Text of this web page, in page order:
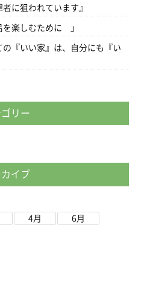
者に狙われています』
を楽しむために 」
『いい家』は、自分にも『い
リー
イブ
4月 6月